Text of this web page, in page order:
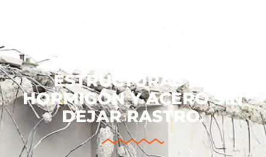
TRANSFORMAMOS
ESTRUCTURAS DE
HORMIGÓN Y ACERO SIN
DEJAR RASTRO.